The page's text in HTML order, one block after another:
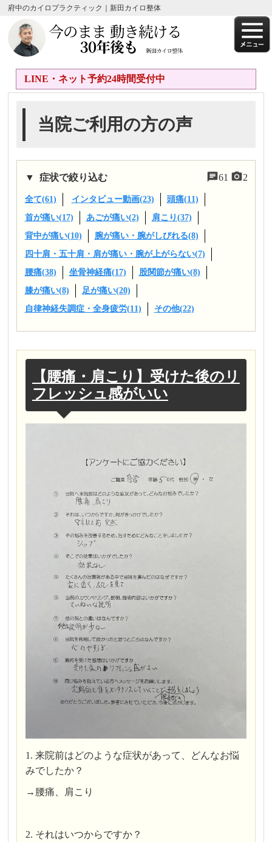
府中のカイロプラクティック｜新田カイロ整体
LINE・ネット予約24時間受付中
当院ご利用の方の声
61 2
症状で絞り込む
全て(61) インタビュー動画(23)
頭痛(11)
首が痛い(17)
あごが痛い(2)
肩こり(37)
背中が痛い(10)
腕が痛い・腕がしびれる(8)
四十肩・五十肩・肩が痛い・腕が上がらない(7)
腰痛(38)
坐骨神経痛(17)
股関節が痛い(8)
膝が痛い(8)
足が痛い(20)
自律神経失調症・全身疲労(11)
その他(22)
【腰痛・肩こり】受けた後のリ
フレッシュ感がいい
1. 来院前はどのような症状があって、どんなお悩
みでしたか？
→腰痛、肩こり
2. それはいつからですか？